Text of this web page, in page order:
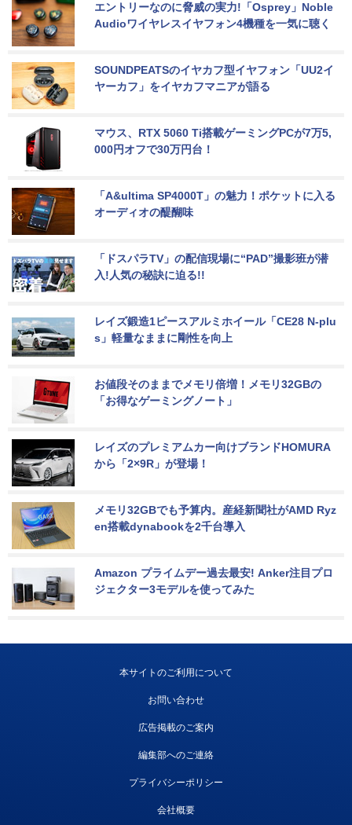
エントリーなのに脅威の実力!「Osprey」Noble
Audioワイヤレスイヤフォン4機種を一気に聴く
SOUNDPEATSのイヤカフ型イヤフォン「UU2イ
ヤーカフ」をイヤカフマニアが語る
マウス、RTX 5060 Ti搭載ゲーミングPCが7万5,
000円オフで30万円台！
「A&ultima SP4000T」の魅力！ポケットに入る
オーディオの醍醐味
「ドスパラTV」の配信現場に“PAD”撮影班が潜
入!人気の秘訣に迫る!!
レイズ鍛造1ピースアルミホイール「CE28 N-plu
s」軽量なままに剛性を向上
お値段そのままでメモリ倍増！メモリ32GBの
「お得なゲーミングノート」
レイズのプレミアムカー向けブランドHOMURA
から「2×9R」が登場！
メモリ32GBでも予算内。産経新聞社がAMD Ryz
en搭載dynabookを2千台導入
Amazon プライムデー過去最安! Anker注目プロ
ジェクター3モデルを使ってみた
本サイトのご利用について
お問い合わせ
広告掲載のご案内
編集部へのご連絡
プライバシーポリシー
会社概要